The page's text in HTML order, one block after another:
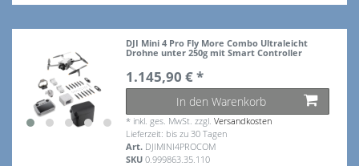
DJI Mini 4 Pro Fly More Combo Ultraleicht
Drohne unter 250g mit Smart Controller
1.145,90 € *
In den Warenkorb
* inkl. ges. MwSt. zzgl.Versandkosten
Lieferzeit: bis zu 30 Tagen
Art. DJIMINI4PROCOM
SKU0.999863.35.110